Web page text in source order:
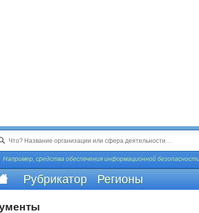
Например, средства обеспечения информационной
Рубрикатор Регионы